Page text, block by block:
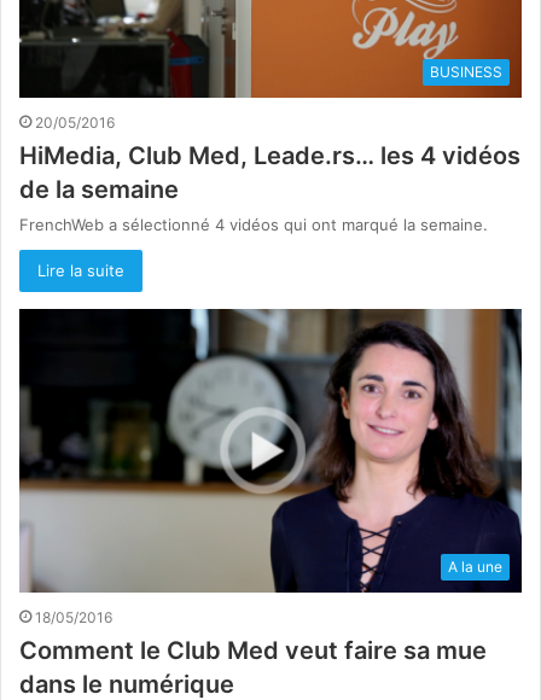
BUSINESS
20/05/2016
HiMedia, Club Med, Leade.rs… les 4 vidéos
de la semaine
FrenchWeb a sélectionné 4 vidéos qui ont marqué la semaine.
Lire la suite
A la une
18/05/2016
Comment le Club Med veut faire sa mue
dans le numérique